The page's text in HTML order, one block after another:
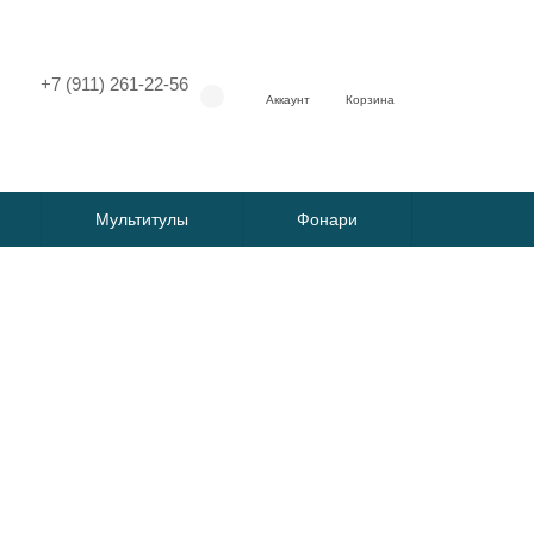
+7 (911) 261-22-56
Аккаунт Корзина
Мультитулы Фонари